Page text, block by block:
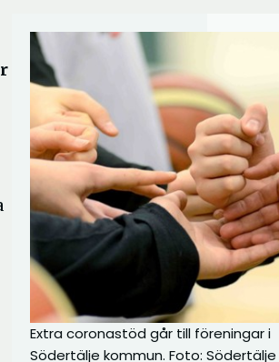
Extra coronastöd går till föreningar i
Södertälje kommun. Foto: Södertälje